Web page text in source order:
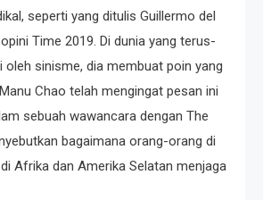
seperti yang ditulis Guillermo del
Time 2019. Di dunia yang terus-
oleh sinisme, dia membuat poin yang
Chao telah mengingat pesan ini
sebuah wawancara dengan The
bagaimana orang-orang di
Afrika dan Amerika Selatan menjaga